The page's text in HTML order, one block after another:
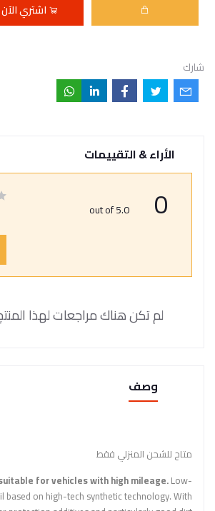
اشتري الآن
شارك
الأراء & التقييمات
0
out of 5.0
لم تكن هناك مراجعات لهذا
وصف
متاح للشحن المنزلي فقط
for vehicles with high mileage.Low-
on high-tech synthetic technology. With